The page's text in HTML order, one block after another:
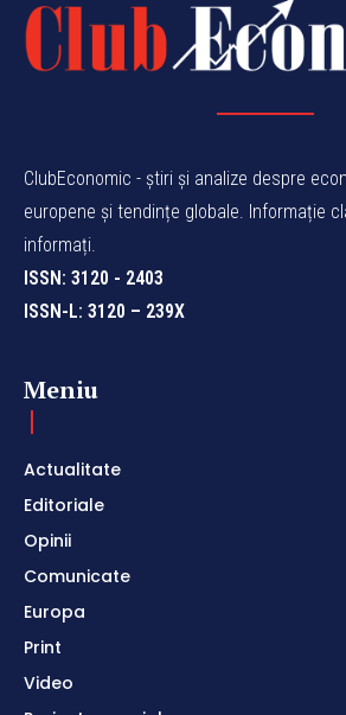
ClubEconomic - știri și analize despre
europene și tendințe globale. Informație
informați.
ISSN: 3120 - 2403
ISSN-L: 3120 – 239X
Meniu
Actualitate
Editoriale
Opinii
Comunicate
Europa
Print
Video